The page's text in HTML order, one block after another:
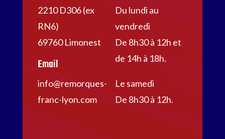
2210 D306 (ex
RN6)
69760 Limonest
Email
info@remorques-
franc-lyon.com
Du lundi au
vendredi
De 8h30 à 12h et
de 14h à 18h.
Le samedi
De 8h30 à 12h.